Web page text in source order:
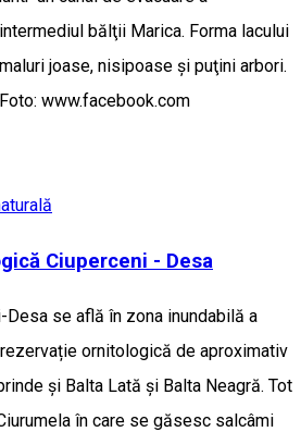
bălţii Marica. Forma lacului
joase, nisipoase şi puţini arbori.
www.facebook.com
Ciuperceni - Desa
Desa se află în zona inundabilă a
ornitologică de aproximativ
și Balta Lată și Balta Neagră. Tot
în care se găsesc salcâmi